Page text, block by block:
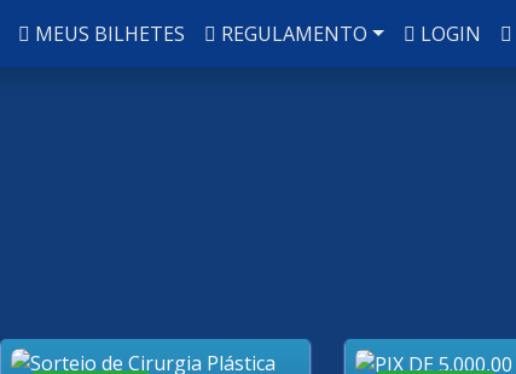
MEUS BILHETES REGULAMENTO LOGIN